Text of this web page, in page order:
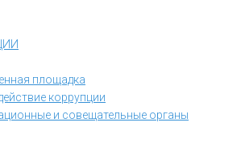
площадка
коррупции
и совещательные органы